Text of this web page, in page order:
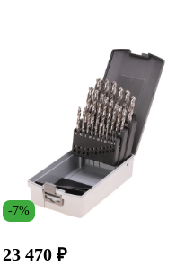
-7%
23 470 ₽